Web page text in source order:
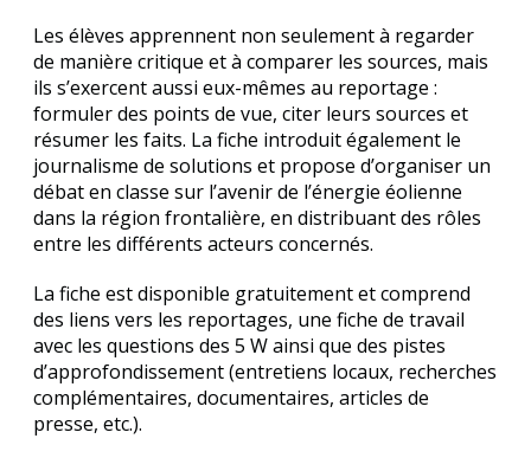
Les élèves apprennent non seulement à regarder
de manière critique et à comparer les sources, mais
ils s’exercent aussi eux-mêmes au reportage :
formuler des points de vue, citer leurs sources et
résumer les faits. La fiche introduit également le
journalisme de solutions et propose d’organiser un
débat en classe sur l’avenir de l’énergie éolienne
dans la région frontalière, en distribuant des rôles
entre les différents acteurs concernés.
La fiche est disponible gratuitement et comprend
des liens vers les reportages, une fiche de travail
avec les questions des 5 W ainsi que des pistes
d’approfondissement (entretiens locaux, recherches
complémentaires, documentaires, articles de
presse, etc.).